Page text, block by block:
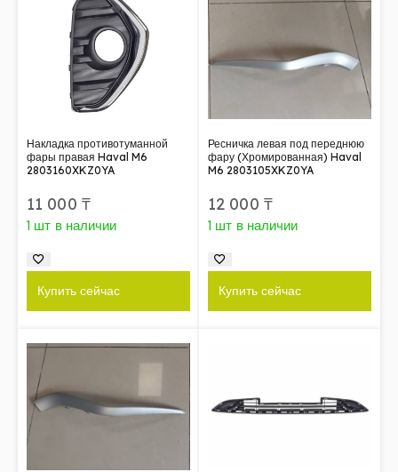
Накладка противотуманной
фары правая Haval M6
2803160XKZ0YA
11 000 ₸
1 шт в наличии
Купить сейчас
Ресничка левая под переднюю
фару (Хромированная) Haval
M6 2803105XKZ0YA
12 000 ₸
1 шт в наличии
Купить сейчас